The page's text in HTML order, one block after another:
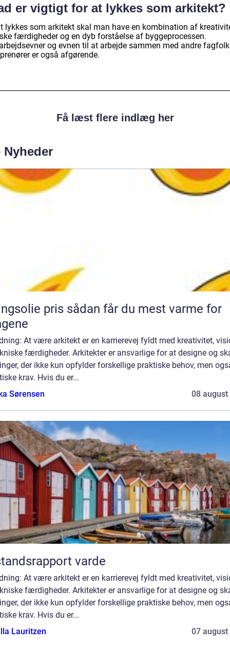
er vigtigt for at lykkes som arkitekt?
lykkes som arkitekt skal man have en kombination af
færdigheder og en dyb forståelse af byggeprocessen.
og evnen til at arbejde sammen med andre
er også afgørende.
Få læst flere indlæg her
Nyheder
pris sådan får du mest varme for
At være arkitekt er en karrierevej fyldt med kreativitet,
færdigheder. Arkitekter er ansvarlige for at designe og
der ikke kun opfylder forskellige praktiske behov, men
krav. Hvis du er...
Sørensen
08 august
varde
At være arkitekt er en karrierevej fyldt med kreativitet,
færdigheder. Arkitekter er ansvarlige for at designe og
der ikke kun opfylder forskellige praktiske behov, men
krav. Hvis du er...
Lauritzen
07 august